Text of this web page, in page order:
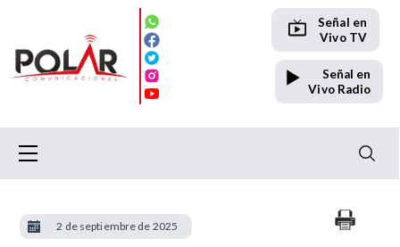
Señal en
Vivo TV
Señal en
Vivo Radio
2 de septiembre de 2025